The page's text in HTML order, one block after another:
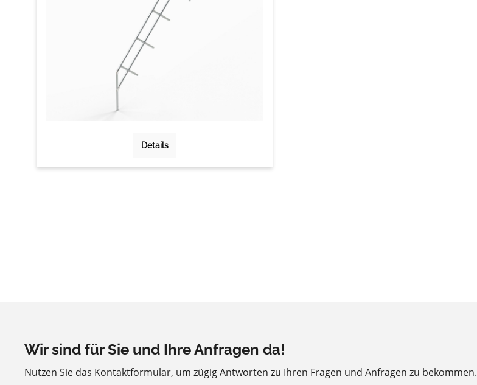
Details
Wir sind für Sie und Ihre Anfragen da!
Nutzen Sie das Kontaktformular, um zügig Antworten zu Ihren Fragen und Anfragen zu bekommen.